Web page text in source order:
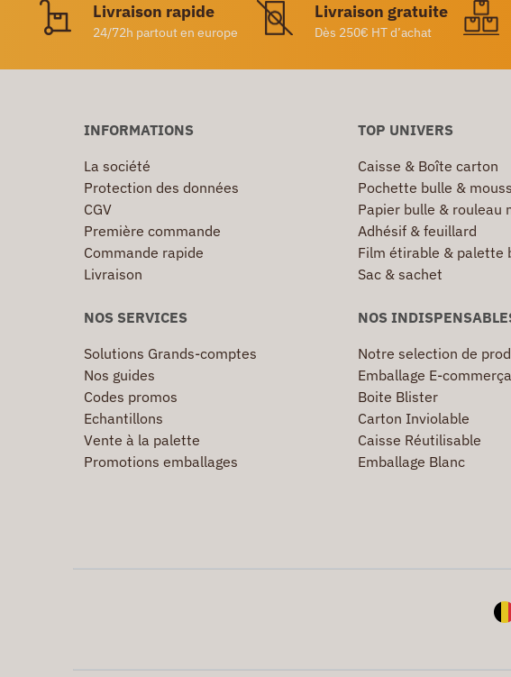
Livraison rapide
24/72h partout en europe
Livraison gratuite
Dès 250€ HT d’achat
INFORMATIONS
La société
Protection des données
CGV
Première commande
Commande rapide
Livraison
TOP UNIVERS
Caisse & Boîte carton
Pochette bulle &
Papier bulle & rouleau
Adhésif & feuillard
Film étirable & palette
Sac & sachet
NOS SERVICES
Solutions Grands-comptes
Nos guides
Codes promos
Echantillons
Vente à la palette
Promotions emballages
NOS
Notre selection de
Emballage E-
Boite Blister
Carton Inviolable
Caisse Réutilisable
Emballage Blanc